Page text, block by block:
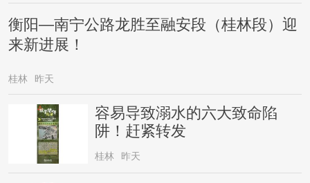
衡阳—南宁公路龙胜至融安段（桂林段）迎
来新进展！
桂林 昨天
容易导致溺水的六大致命陷
阱！赶紧转发
桂林 昨天